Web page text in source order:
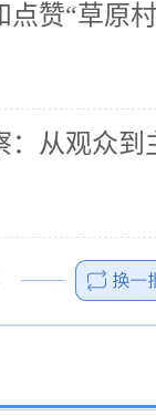
点赞“草原
：从观众到